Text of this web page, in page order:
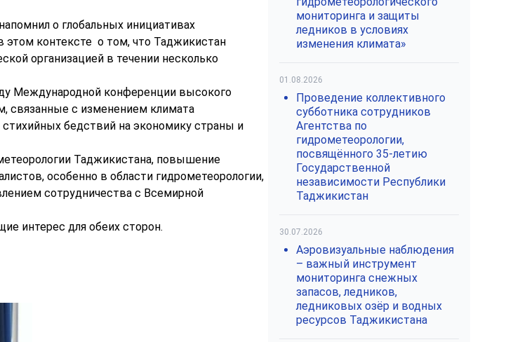
о глобальных инициативах
этом контексте о том, что Таджикистан
организацией в течении несколько
Международной конференции высокого
связанные с изменением климата
бедствий на экономику страны и
Таджикистана, повышение
особенно в области гидрометеорологии,
сотрудничества с Всемирной
интерес для обеих сторон.
мониторинга и защиты
ледников в условиях
изменения климата»
01.08.2026
Проведение коллективного
субботника сотрудников
Агентства по
гидрометеорологии,
посвящённого 35-летию
Государственной
независимости Республики
Таджикистан
30.07.2026
Аэровизуальные наблюдения
– важный инструмент
мониторинга снежных
запасов, ледников,
ледниковых озёр и водных
ресурсов Таджикистана